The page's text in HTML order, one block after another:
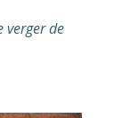
verger de